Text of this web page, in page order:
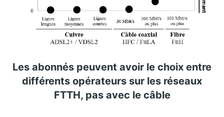
Les abonnés peuvent avoir le choix entre
différents opérateurs sur les réseaux
FTTH, pas avec le câble